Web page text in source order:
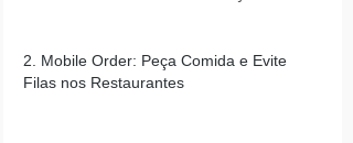
2. Mobile Order: Peça Comida e Evite
Filas nos Restaurantes